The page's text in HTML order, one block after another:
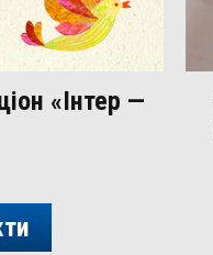
«Інтер —